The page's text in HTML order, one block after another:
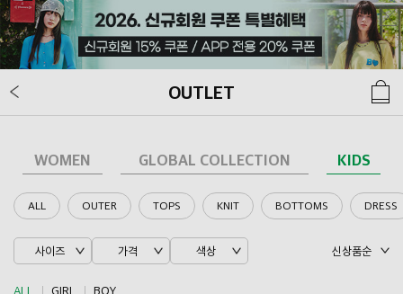
OUTLET
WOMEN GLOBAL COLLECTION KIDS
ALL OUTER TOPS KNIT BOTTOMS DRESS
사이즈 가격 색상 신상품순
ALL GIRL BOY